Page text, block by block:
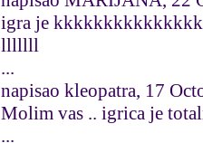
igra je
lllllll
...
napisao kleopatra, 17
Molim vas .. igrica je
...